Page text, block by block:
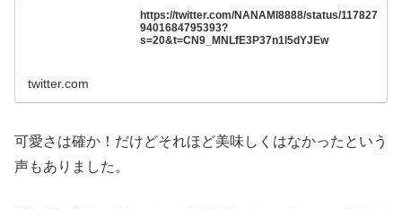
https://twitter.com/NANAMI8888/status/117827
9401684795393?
s=20&t=CN9_MNLfE3P37n1l5dYJEw
twitter.com
可愛さは確か！だけどそれほど美味しくはなかったという
声もありました。